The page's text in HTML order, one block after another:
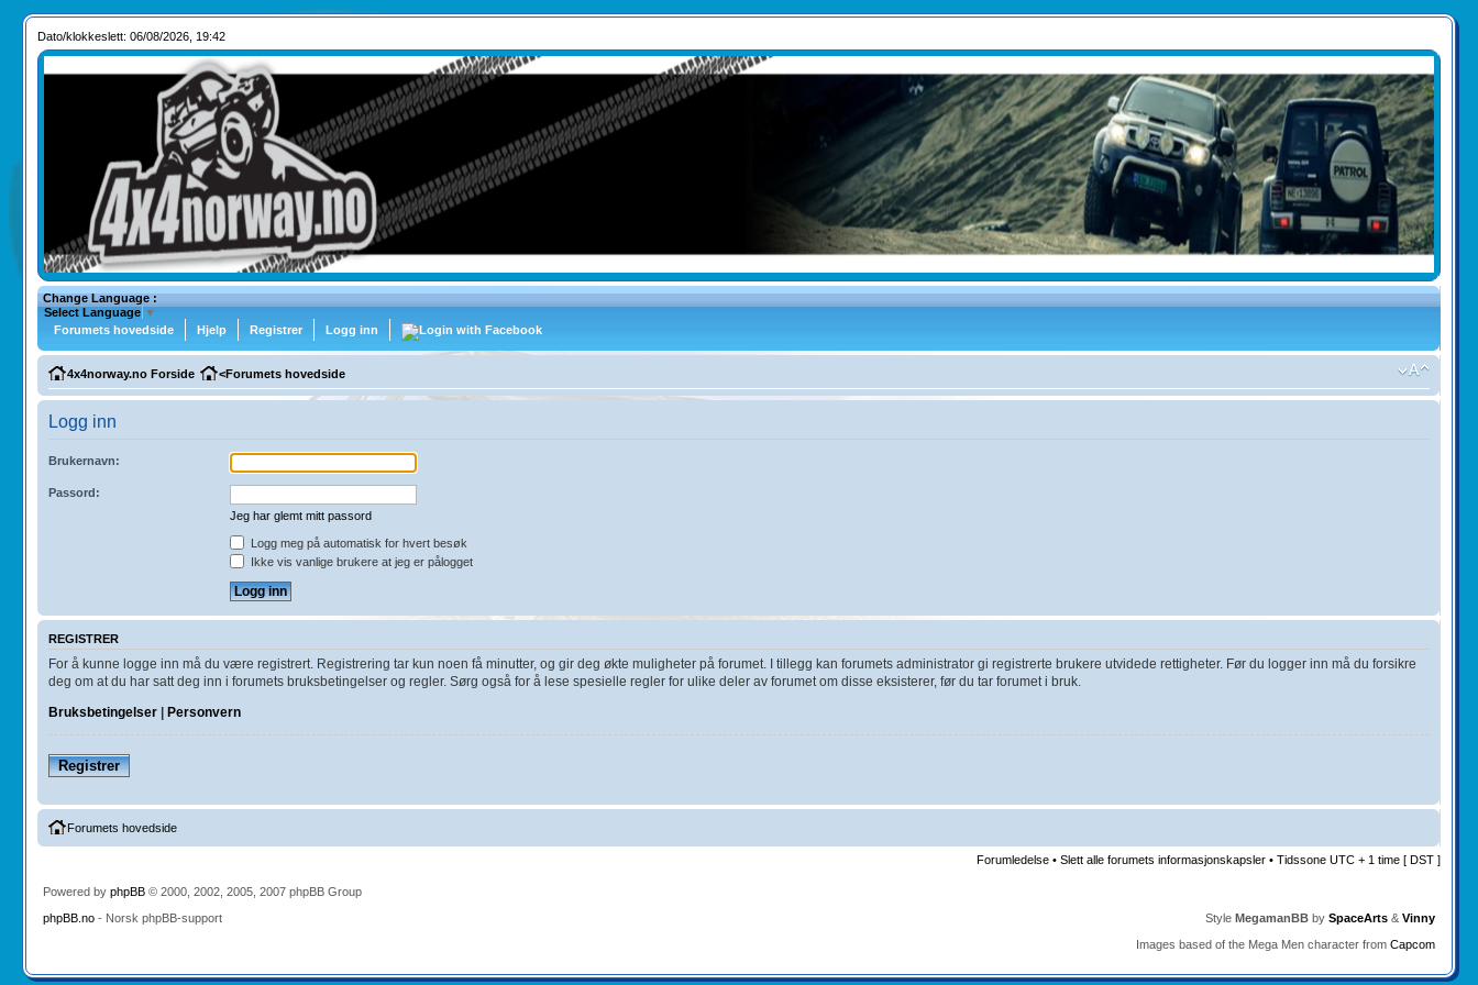
Dato/klokkeslett: 06/08/2026, 19:42
Change Language :
Select Language ▼
Forumets hovedside
Hjelp Registrer Logg inn
4x4norway.no Forside <Forumets hovedside
Logg inn
Brukernavn:
Passord:
Jeg har glemt mitt passord
Logg meg på automatisk for hvert besøk
Ikke vis vanlige brukere at jeg er pålogget
REGISTRER
For å kunne logge inn må du være registrert. Registrering tar kun noen få minutter, og gir deg økte muligheter på forumet. I tillegg kan forumets administrator gi registrerte brukere utvidede rettigheter. Før du logger inn må du forsikre
deg om at du har satt deg inn i forumets bruksbetingelser og regler. Sørg også for å lese spesielle regler for ulike deler av forumet om disse eksisterer, før du tar forumet i bruk.
Bruksbetingelser| Personvern
Registrer
Forumets hovedside
Forumledelse •Slett alle forumets informasjonskapsler • Tidssone UTC + 1 time [ DST ]
Powered by phpBB© 2000, 2002, 2005, 2007 phpBB Group
phpBB.no- Norsk phpBB-support Style MegamanBB bySpaceArts &Vinny
Images based of the Mega Men character fromCapcom